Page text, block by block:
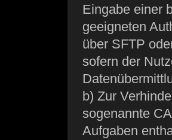
Eingabe einer
geeigneten
über SFTP
sofern der
b) Zur
sogenannte
Aufgaben